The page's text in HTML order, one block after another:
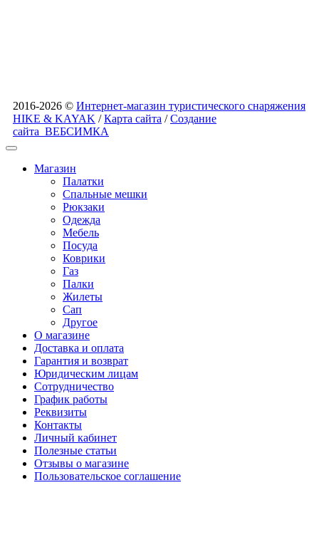
2016-2026 © Интернет-магазин туристического снаряжения
HIKE & KAYAK /Карта сайта /Создание
сайта ВЕБСИМКА
Магазин
Палатки
Спальные мешки
Рюкзаки
Одежда
Мебель
Посуда
Коврики
Газ
Палки
Жилеты
Сап
Другое
О магазине
Доставка и оплата
Гарантия и возврат
Юридическим лицам
Сотрудничество
График работы
Реквизиты
Контакты
Личный кабинет
Полезные статьи
Отзывы о магазине
Пользовательское соглашение